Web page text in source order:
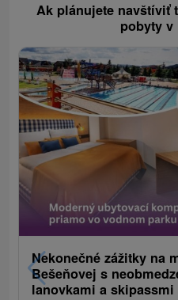
Ak plánujete navštíviť
pobyty
Nekonečné zážitky na
Bešeňovej s
lanovkami a skipassmi